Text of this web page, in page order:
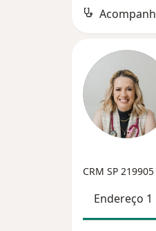
CRM SP 219905
Endereço 1